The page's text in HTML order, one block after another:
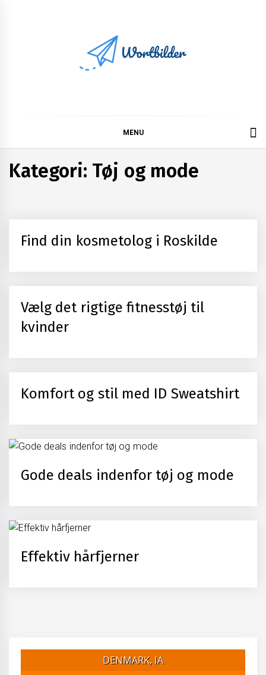
MENU
Kategori: Tøj og mode
Find din kosmetolog i Roskilde
Vælg det rigtige fitnesstøj til
kvinder
Komfort og stil med ID Sweatshirt
Gode deals indenfor tøj og mode
Effektiv hårfjerner
DENMARK, IA